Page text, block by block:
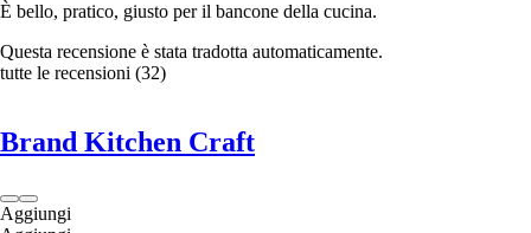
È bello, pratico, giusto per il bancone della cucina.
Questa recensione è stata tradotta automaticamente.
tutte le recensioni (32)
Brand Kitchen Craft
Aggiungi